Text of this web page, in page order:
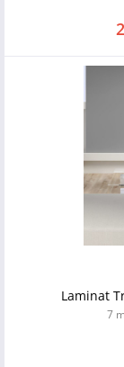
Laminat
7